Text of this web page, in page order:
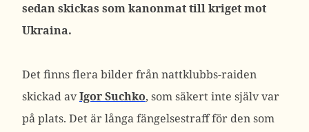
sedan skickas som kanonmat till kriget mot
Ukraina.
Det finns flera bilder från nattklubbs-raiden
skickad avIgor Suchko, som säkert inte själv var
på plats. Det är långa fängelsestraff för den som